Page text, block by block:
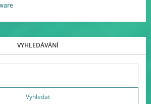
VYHLEDÁVÁNÍ